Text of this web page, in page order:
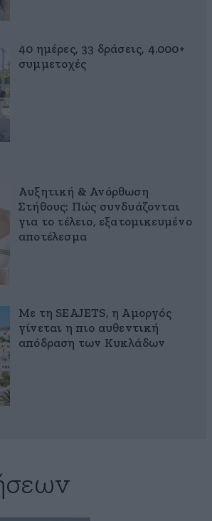
40 ημέρες, 33 δράσεις, 4.000+
συμμετοχές
Αυξητική & Ανόρθωση
Στήθους: Πώς συνδυάζονται
για το τέλειο, εξατομικευμένο
αποτέλεσμα
Με τη SEAJETS, η Αμοργός
γίνεται η πιο αυθεντική
απόδραση των Κυκλάδων